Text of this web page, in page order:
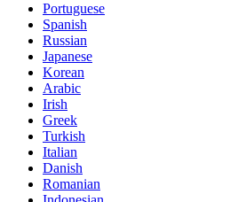
Portuguese
Spanish
Russian
Japanese
Korean
Arabic
Irish
Greek
Turkish
Italian
Danish
Romanian